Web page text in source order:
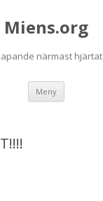
Miens.org
närmast hjärtat
Meny